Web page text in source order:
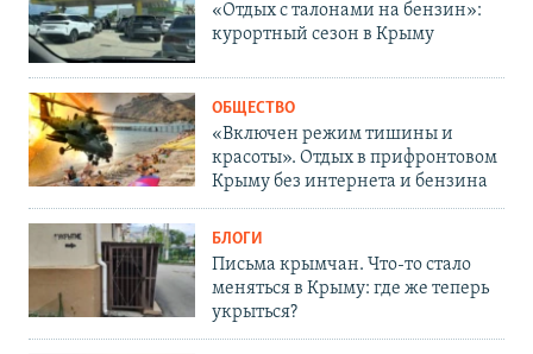
«Отдых с талонами на бензин»:
курортный сезон в Крыму
ОБЩЕСТВО
«Включен режим тишины и
красоты». Отдых в прифронтовом
Крыму без интернета и бензина
БЛОГИ
Письма крымчан. Что-то стало
меняться в Крыму: где же теперь
укрыться?